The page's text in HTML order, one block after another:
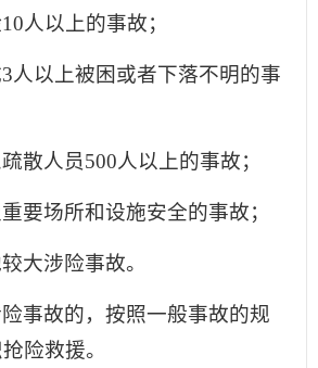
人以上的事故；
3人以上被困或者下落不明的事
疏散人员500人以上的事故；
重要场所和设施安全的事故；
大涉险事故。
事故的，按照一般事故的规
险救援。